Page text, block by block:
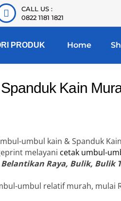
CALL US :
0822 1181 1821
PRODUK Home
Kain
umbul kain & Spanduk
melayani cetak umbul-
Raya, Bulik, Bulik
umbul relatif murah,